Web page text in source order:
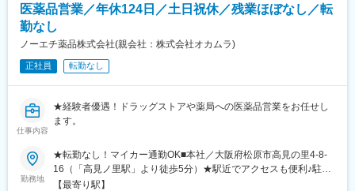
医薬品営業／年休124日／土日祝休／残業ほぼなし／転
勤なし
ノーエチ薬品株式会社(親会社：株式会社オカムラ)
正社員 転勤なし
仕事内容
★経験者優遇！ドラッグストアや薬局への医薬品営業をお任せし
ます。
勤務地
★転勤なし！マイカー通勤OK■本社／大阪府松原市高見の里4-8-
16（「高見ノ里駅」より徒歩5分）★駅近でアクセスも便利♪駐車
場も空きがあるので、自動車通勤も可能。徒歩や自転車で通いた
【最寄り駅】